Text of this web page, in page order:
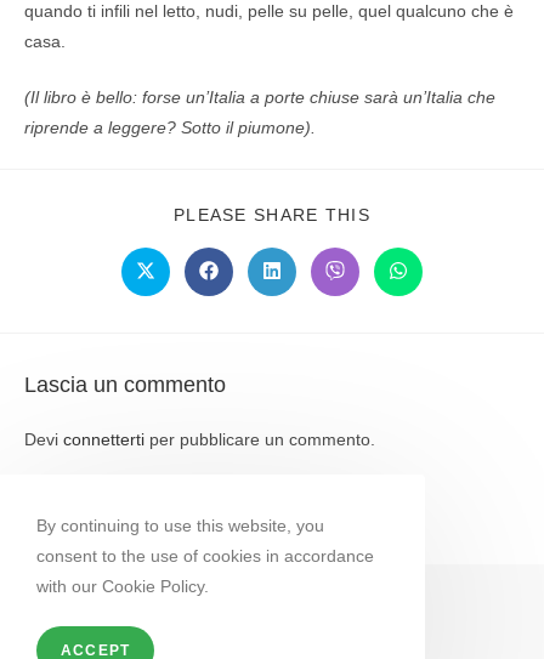
quando ti infili nel letto, nudi, pelle su pelle, quel qualcuno che è
casa.
(Il libro è bello: forse un’Italia a porte chiuse sarà un’Italia che
riprende a leggere? Sotto il piumone).
PLEASE SHARE THIS
Lascia un commento
Devi connetterti per pubblicare un commento.
By continuing to use this website, you
consent to the use of cookies in accordance
with our Cookie Policy.
ACCEPT